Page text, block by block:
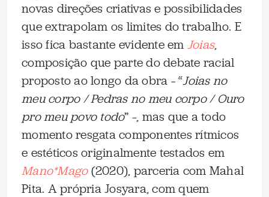
novas direções criativas e possibilidades
que extrapolam os limites do trabalho. E
isso fica bastante evidente em Joias,
composição que parte do debate racial
proposto ao longo da obra – “Joias no
meu corpo / Pedras no meu corpo / Ouro
pro meu povo todo” –, mas que a todo
momento resgata componentes rítmicos
e estéticos originalmente testados em
Mano*Mago(2020), parceria com Mahal
Pita. A própria Josyara, com quem